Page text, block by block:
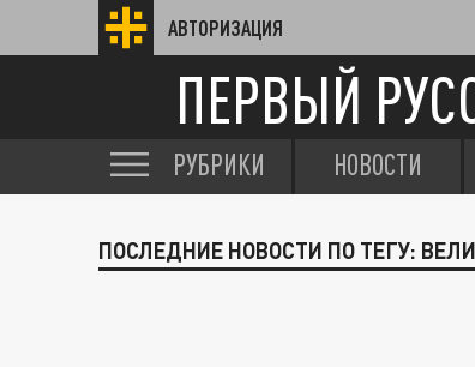
АВТОРИЗАЦИЯ
ПЕРВЫЙ
РУБРИКИ НОВОСТИ
ПОСЛЕДНИЕ НОВОСТИ ПО ТЕГУ: